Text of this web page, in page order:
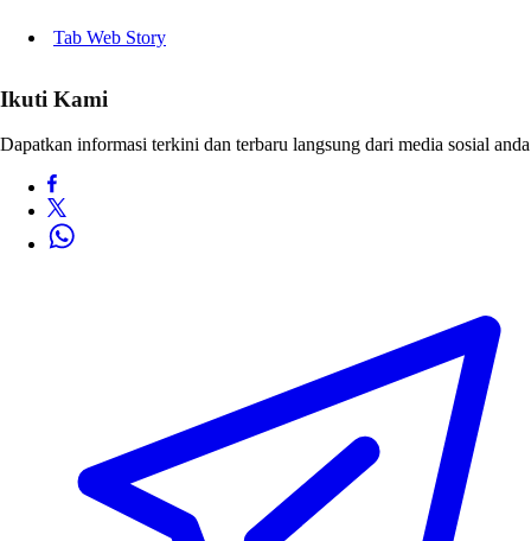
Tab Web Story
Ikuti Kami
Dapatkan informasi terkini dan terbaru langsung dari media sosial anda